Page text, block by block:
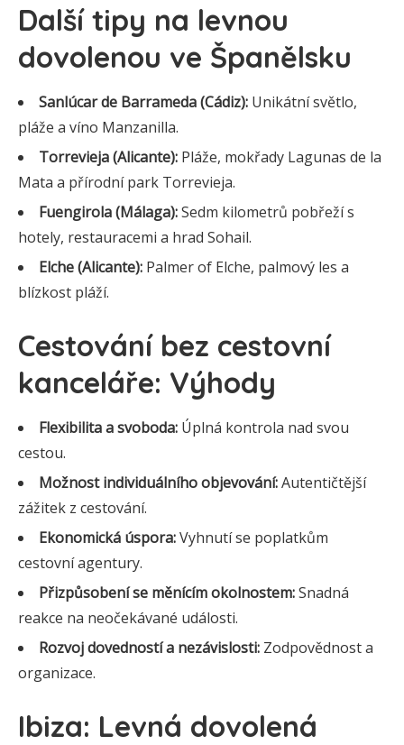
Další tipy na levnou
dovolenou ve Španělsku
Sanlúcar de Barrameda (Cádiz): Unikátní světlo,
pláže a víno Manzanilla.
Torrevieja (Alicante): Pláže, mokřady Lagunas de la
Mata a přírodní park Torrevieja.
Fuengirola (Málaga):Sedm kilometrů pobřeží s
hotely, restauracemi a hrad Sohail.
Elche (Alicante): Palmer of Elche, palmový les a
blízkost pláží.
Cestování bez cestovní
kanceláře: Výhody
Flexibilita a svoboda: Úplná kontrola nad svou
cestou.
Možnost individuálního objevování:Autentičtější
zážitek z cestování.
Ekonomická úspora:Vyhnutí se poplatkům
cestovní agentury.
Přizpůsobení se měnícím okolnostem:Snadná
reakce na neočekávané události.
Rozvoj dovedností a nezávislosti: Zodpovědnost a
organizace.
Ibiza: Levná dovolená